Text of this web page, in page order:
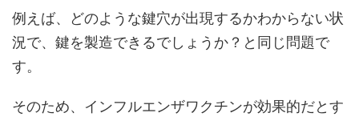
例えば、どのような鍵穴が出現するかわからない状
況で、鍵を製造できるでしょうか？と同じ問題で
す。
そのため、インフルエンザワクチンが効果的だとす